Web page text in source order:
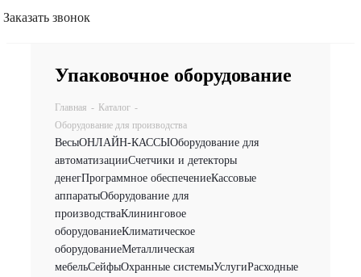
Заказать звонок
Упаковочное оборудование
Главная - Каталог -
Оборудование для производства
ВесыОНЛАЙН-КАССЫОборудование для
автоматизацииСчетчики и детекторы
денегПрограммное обеспечениеКассовые
аппаратыОборудование для
производстваКлининговое
оборудованиеКлиматическое
оборудованиеМеталлическая
мебельСейфыОхранные системыУслугиРасходные